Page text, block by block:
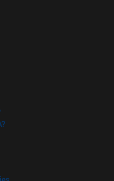
ventana)
en nueva ventana)
en nueva ventana)